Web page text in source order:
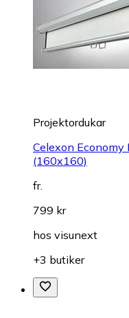
Projektordukar
Celexon
(160x160)
fr.
799 kr
hos visunext
+3 butiker